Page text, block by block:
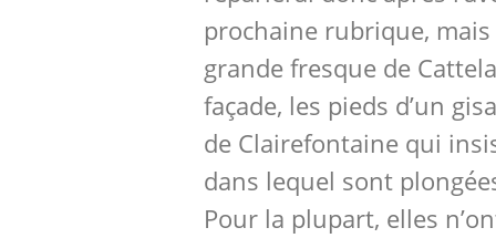
prochaine rubrique,
grande fresque de
façade, les pieds d’un
de Clairefontaine qui
dans lequel sont
Pour la plupart, elles